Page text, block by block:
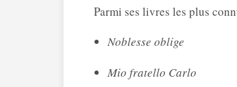
Parmi ses livres les plus
Noblesse oblige
Mio fratello Carlo